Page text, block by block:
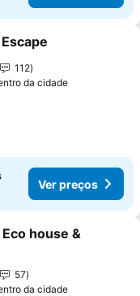
aos favoritos
112
da cidade
Ver preços
aos favoritos
house &
57
da cidade